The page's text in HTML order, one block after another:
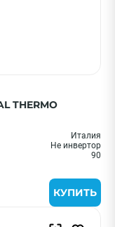
THERMO
Италия
Не инвертор
90
КУПИТЬ